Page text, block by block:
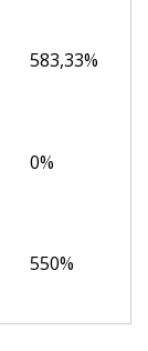
583,33%
0%
550%